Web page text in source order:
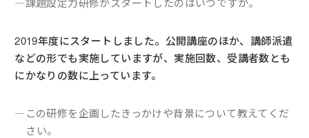
2019年度にスタートしました。公開講座のほか、講師派遣
などの形でも実施していますが、実施回数、受講者数とも
にかなりの数に上っています。
―この研修を企画したきっかけや背景について教えてくだ
さい。